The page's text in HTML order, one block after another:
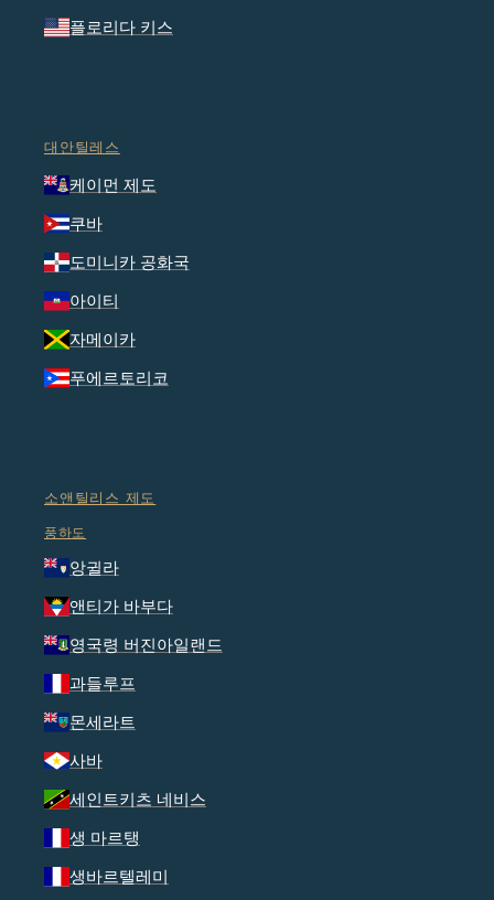
플로리다 키스
대안틸레스
케이먼 제도
쿠바
도미니카 공화국
아이티
자메이카
푸에르토리코
소앤틸리스 제도
풍하도
앙귈라
앤티가 바부다
영국령 버진아일랜드
과들루프
몬세라트
사바
세인트키츠 네비스
생 마르탱
생바르텔레미